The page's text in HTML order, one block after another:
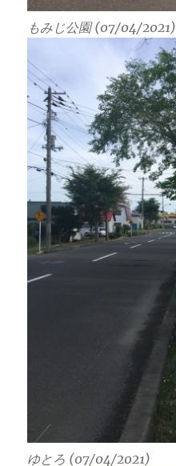
もみじ公園 (07/04/2021)
ゆとろ (07/04/2021)